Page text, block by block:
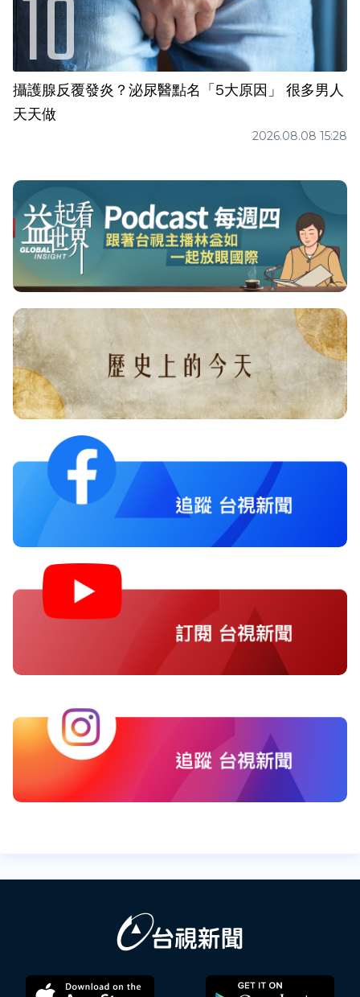
攝護腺反覆發炎？泌尿醫點名「5大原因」 很多男人
天天做
2026.08.08 15:28